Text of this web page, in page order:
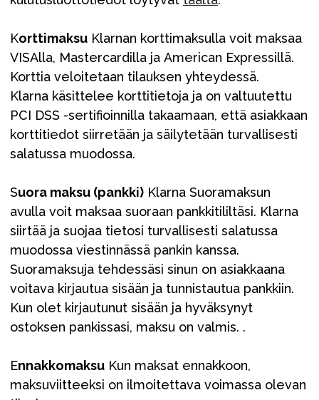
Korttimaksu Klarnan korttimaksulla voit maksaa
VISAlla, Mastercardilla ja American Expressillä.
Korttia veloitetaan tilauksen yhteydessä.
Klarna käsittelee korttitietoja ja on valtuutettu
PCI DSS -sertifioinnilla takaamaan, että asiakkaan
korttitiedot siirretään ja säilytetään turvallisesti
salatussa muodossa.
Suora maksu (pankki) Klarna Suoramaksun
avulla voit maksaa suoraan pankkitililtäsi. Klarna
siirtää ja suojaa tietosi turvallisesti salatussa
muodossa viestinnässä pankin kanssa.
Suoramaksuja tehdessäsi sinun on asiakkaana
voitava kirjautua sisään ja tunnistautua pankkiin.
Kun olet kirjautunut sisään ja hyväksynyt
ostoksen pankissasi, maksu on valmis. .
Ennakkomaksu Kun maksat ennakkoon,
maksuviitteeksi on ilmoitettava voimassa olevan